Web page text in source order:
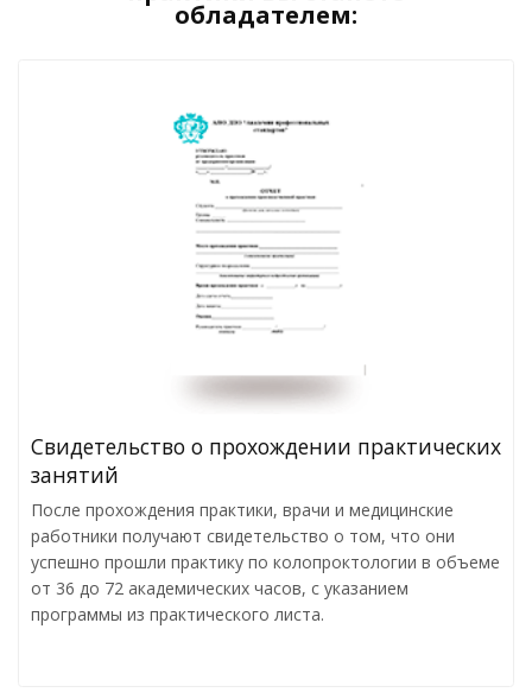
обладателем:
Свидетельство о прохождении практических
занятий
После прохождения практики, врачи и медицинские
работники получают свидетельство о том, что они
успешно прошли практику по колопроктологии в объеме
от 36 до 72 академических часов, с указанием
программы из практического листа.